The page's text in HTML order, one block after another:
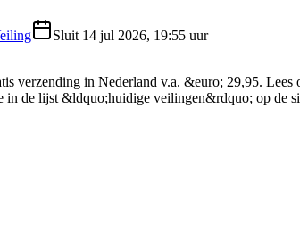
Sluit 14 jul 2026, 19:55 uur
verzending in Nederland v.a. &euro; 29,95.
in de lijst &ldquo;huidige veilingen&rdquo; op de